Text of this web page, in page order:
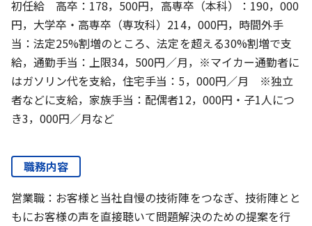
初任給 高卒：178，500円，高専卒（本科）：190，000
円，大学卒・高専卒（専攻科）214，000円，時間外手
当：法定25%割増のところ、法定を超える30%割増で支
給，通勤手当：上限34，500円／月，※マイカー通勤者に
はガソリン代を支給，住宅手当：5，000円／月 ※独立
者などに支給，家族手当：配偶者12，000円・子1人につ
き3，000円／月など
職務内容
営業職：お客様と当社自慢の技術陣をつなぎ、技術陣とと
もにお客様の声を直接聴いて問題解決のための提案を行